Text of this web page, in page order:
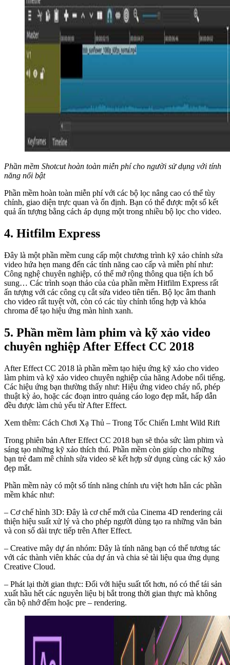
Phần mềm Shotcut hoàn toàn miễn phí cho người sử dụng với tính
năng nổi bật
Phần mềm hoàn toàn miễn phí với các bộ lọc nâng cao có thể tùy
chỉnh, giao diện trực quan và ổn định. Bạn có thể được một số kết
quả ấn tượng bằng cách áp dụng một trong nhiều bộ lọc cho video.
4. Hitfilm Express
Đây là một phần mềm cung cấp một chương trình kỹ xảo chỉnh sửa
video hứa hẹn mang đến các tính năng cao cấp và miễn phí như:
Công nghệ chuyên nghiệp, có thể mở rộng thông qua tiện ích bổ
sung… Các trình soạn thảo của của phần mềm Hitfilm Express rất
ấn tượng với các công cụ cắt sửa video tiên tiến. Bộ lọc âm thanh
cho video rất tuyệt vời, còn có các tùy chỉnh tổng hợp và khóa
chroma để tạo hiệu ứng màn hình xanh.
5. Phần mềm làm phim và kỹ xảo video
chuyên nghiệp After Effect CC 2018
After Effect CC 2018 là phần mềm tạo hiệu ứng kỹ xảo cho video
làm phim và kỹ xảo video chuyên nghiệp của hãng Adobe nổi tiếng.
Các hiệu ứng bạn thường thấy như: Hiệu ứng video cháy nổ, phép
thuật kỳ ảo, hoặc các đoạn intro quảng cáo logo đẹp mắt, hấp dẫn
đều được làm chủ yếu từ After Effect.
Xem thêm: Cách Chơi Xạ Thủ – Trong Tốc Chiến Lmht Wild Rift
Trong phiên bản After Effect CC 2018 bạn sẽ thỏa sức làm phim và
sáng tạo những kỹ xảo thích thú. Phần mềm còn giúp cho những
bạn trẻ đam mê chỉnh sửa video sẽ kết hợp sử dụng cùng các kỹ xảo
đẹp mắt.
Phần mềm này có một số tính năng chính ưu việt hơn hẳn các phần
mềm khác như:
– Cơ chế hình 3D: Đây là cơ chế mới của Cinema 4D rendering cải
thiện hiệu suất xử lý và cho phép người dùng tạo ra những văn bản
và con số dài trực tiếp trên After Effect.
– Creative mây dự án nhóm: Đây là tính năng bạn có thể tương tác
với các thành viên khác của dự án và chia sẻ tài liệu qua ứng dụng
Creative Cloud.
– Phát lại thời gian thực: Đối với hiệu suất tốt hơn, nó có thể tái sản
xuất hầu hết các nguyên liệu bị bắt trong thời gian thực mà không
cần bộ nhớ đếm hoặc pre – rendering.